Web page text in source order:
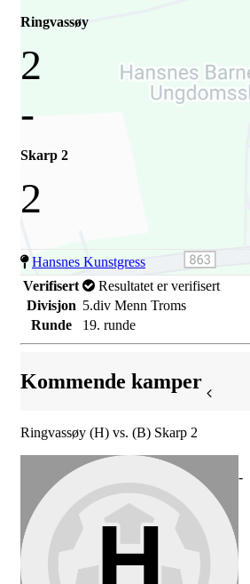
Ringvassøy
2
-
Skarp 2
2
Hansnes Kunstgress
Verifisert
Resultatet er verifisert
Divisjon 5.div Menn Troms
Runde
19. runde
Kommende kamper
Ringvassøy (H) vs. (B) Skarp 2
-